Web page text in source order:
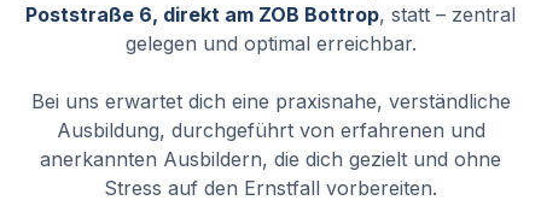
Poststraße 6, direkt am ZOB Bottrop, statt – zentral
gelegen und optimal erreichbar.
Bei uns erwartet dich eine praxisnahe, verständliche
Ausbildung, durchgeführt von erfahrenen und
anerkannten Ausbildern, die dich gezielt und ohne
Stress auf den Ernstfall vorbereiten.